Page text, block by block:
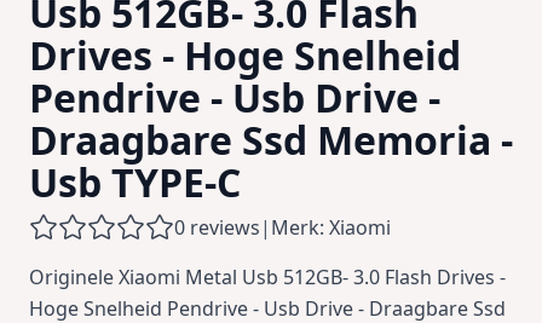
Usb 512GB- 3.0 Flash
Drives - Hoge Snelheid
Pendrive - Usb Drive -
Draagbare Ssd Memoria -
Usb TYPE-C
0 reviews| Merk: Xiaomi
Originele Xiaomi Metal Usb 512GB- 3.0 Flash Drives -
Hoge Snelheid Pendrive - Usb Drive - Draagbare Ssd